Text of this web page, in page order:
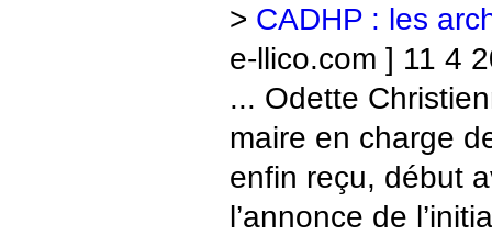
> CADHP : les
e-llico.com ] 11 4
... Odette
maire en charge
enfin reçu, début
l’annonce de